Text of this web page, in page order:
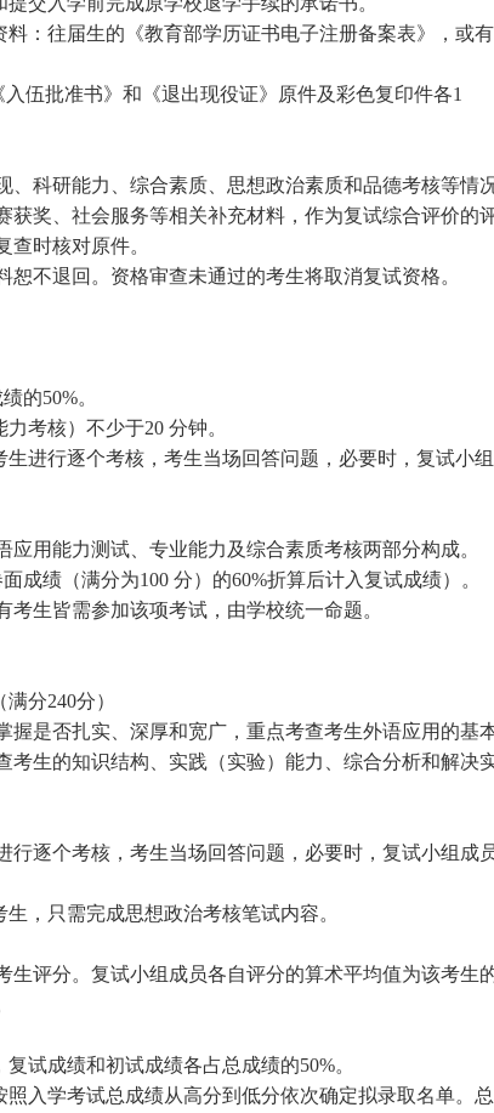
：往届生的《教育部学历证书电子注册备案表》，或有
伍批准书》和《退出现役证》原件及彩色复印件各1
科研能力、综合素质、思想政治素质和品德考核等情
奖、社会服务等相关补充材料，作为复试综合评价的
时核对原件。
不退回。资格审查未通过的考生将取消复试资格。
的50%。
考核）不少于20 分钟。
进行逐个考核，考生当场回答问题，必要时，复试小组
用能力测试、专业能力及综合素质考核两部分构成。
成绩（满分为100 分）的60%折算后计入复试成绩）。
生皆需参加该项考试，由学校统一命题。
分240分）
是否扎实、深厚和宽广，重点考查考生外语应用的基
生的知识结构、实践（实验）能力、综合分析和解决
逐个考核，考生当场回答问题，必要时，复试小组成
，只需完成思想政治考核笔试内容。
评分。复试小组成员各自评分的算术平均值为该考生
试成绩和初试成绩各占总成绩的50%。
入学考试总成绩从高分到低分依次确定拟录取名单。总